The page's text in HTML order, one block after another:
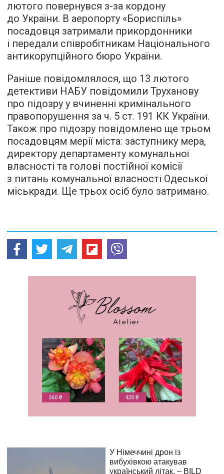
лютого повернувся з-за кордону
до України. В аеропорту «Бориспіль»
посадовця затримали прикордонники
і передали співробітникам Національного
антикорупційного бюро України.
Раніше повідомлялося, що 13 лютого
детективи НАБУ повідомили Труханову
про підозру у вчиненні кримінального
правопорушення за ч. 5 ст. 191 КК України.
Також про підозру повідомлено ще трьом
посадовцям мерії міста: заступнику мера,
директору департаменту комунальної
власності та голові постійної комісії
з питань комунальної власності Одеської
міськради. Ще трьох осіб було затримано.